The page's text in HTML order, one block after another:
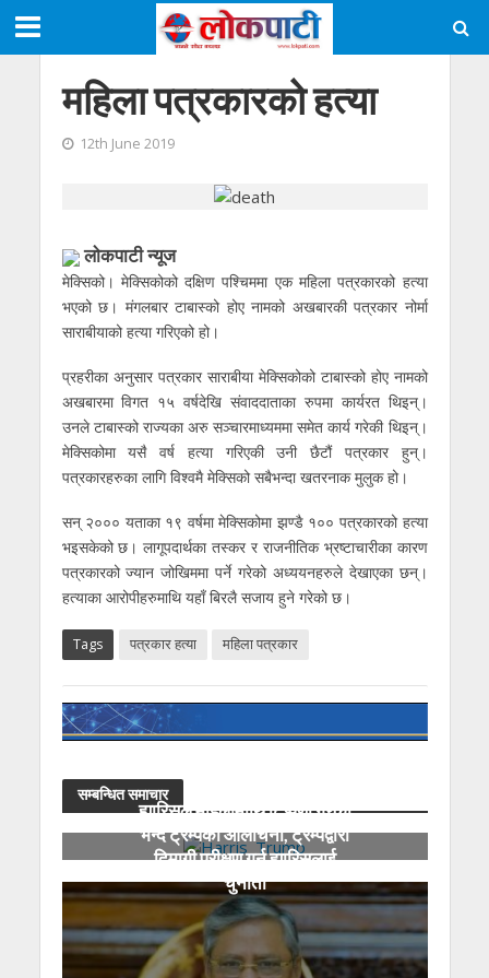
महिला पत्रकारको हत्या
12th June 2019
लाेकपाटी न्यूज
मेक्सिको। मेक्सिकोको दक्षिण पश्चिममा एक महिला पत्रकारको हत्या
भएको छ। मंगलबार टाबास्को होए नामको अखबारकी पत्रकार नोर्मा
साराबीयाको हत्या गरिएको हो।
प्रहरीका अनुसार पत्रकार साराबीया मेक्सिकोको टाबास्को होए नामको
अखबारमा विगत १५ वर्षदेखि संवाददाताका रुपमा कार्यरत थिइन्।
उनले टाबास्को राज्यका अरु सञ्चारमाध्यममा समेत कार्य गरेकी थिइन्।
मेक्सिकोमा यसै वर्ष हत्या गरिएकी उनी छैटौं पत्रकार हुन्।
पत्रकारहरुका लागि विश्वमै मेक्सिको सबैभन्दा खतरनाक मुलुक हो।
सन् २००० यताका १९ वर्षमा मेक्सिकोमा झण्डै १०० पत्रकारको हत्या
भइसकेको छ। लागूपदार्थका तस्कर र राजनीतिक भ्रष्टाचारीका कारण
पत्रकारको ज्यान जोखिममा पर्ने गरेको अध्ययनहरुले देखाएका छन्।
हत्याका आरोपीहरुमाथि यहाँ बिरलै सजाय हुने गरेको छ।
Tags पत्रकार हत्या महिला पत्रकार
सम्बन्धित समाचार
ह्यारिसले महिलामाथि टिप्पणी गरेको
भन्दै ट्रम्पको आलोचना, ट्रम्पद्वारा
दिमागी परीक्षण गर्न ह्यारिसलाई
चुनौती